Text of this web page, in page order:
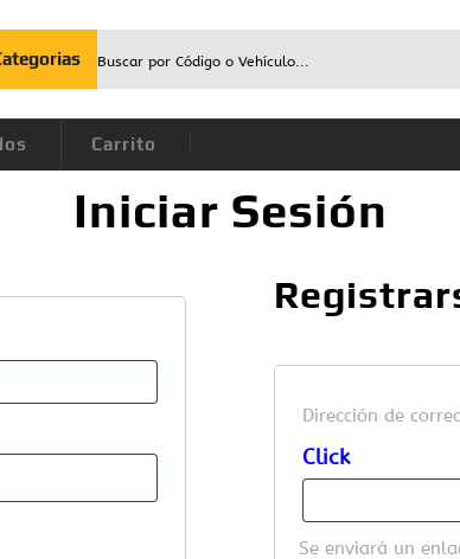
Carrito
Iniciar Sesión
Dirección de
Se enviará un